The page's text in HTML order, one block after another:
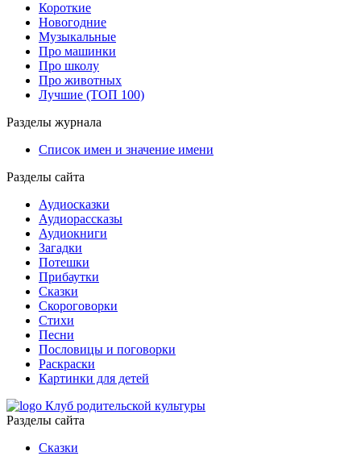
Короткие
Новогодние
Музыкальные
Про машинки
Про школу
Про животных
Лучшие (ТОП 100)
Разделы журнала
Список имен и значение имени
Разделы сайта
Аудиосказки
Аудиорассказы
Аудиокниги
Загадки
Потешки
Прибаутки
Сказки
Скороговорки
Стихи
Песни
Пословицы и поговорки
Раскраски
Картинки для детей
Клуб родительской культуры
Разделы сайта
Сказки